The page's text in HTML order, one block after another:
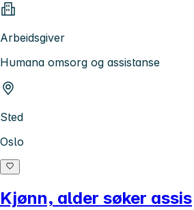
Arbeidsgiver
Humana omsorg og assistanse
Sted
Oslo
Kjønn, alder søker assis